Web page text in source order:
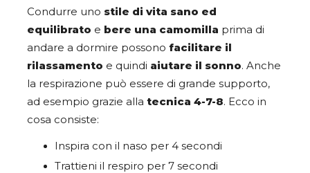
Condurre uno stile di vita sano ed
equilibrato e bere una camomilla prima di
andare a dormire possono facilitare il
rilassamento e quindi aiutare il sonno. Anche
la respirazione può essere di grande supporto,
ad esempio grazie alla tecnica 4-7-8. Ecco in
cosa consiste:
Inspira con il naso per 4 secondi
Trattieni il respiro per 7 secondi